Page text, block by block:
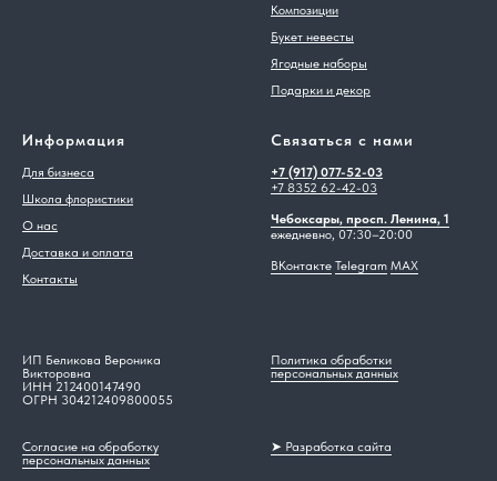
Композиции
Букет невесты
Ягодные наборы
Подарки и декор
Информация
Для бизнеса
Школа флористики
О нас
Доставка и оплата
Контакты
Связаться с нами
+7 (917) 077-52-03
+7 8352 62-42-03
Чебоксары, просп. Ленина, 1
ежедневно, 07:30–20:00
ВКонтакте Telegram MAX
ИП Беликова Вероника
Викторовна
ИНН 212400147490
ОГРН 304212409800055
Политика обработки
персональных данных
Согласие на обработку
персональных данных
➤ Разработка сайта